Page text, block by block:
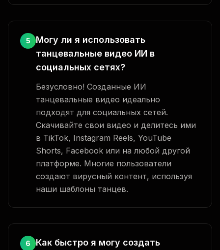
5
Могу ли я использовать
танцевальные видео ИИ в
социальных сетях?
Безусловно! Созданные ИИ
танцевальные видео идеально
подходят для социальных сетей.
Скачивайте свои видео и делитесь ими
в TikTok, Instagram Reels, YouTube
Shorts, Facebook или на любой другой
платформе. Многие пользователи
создают вирусный контент, используя
наши шаблоны танцев.
6
Как быстро я могу создать